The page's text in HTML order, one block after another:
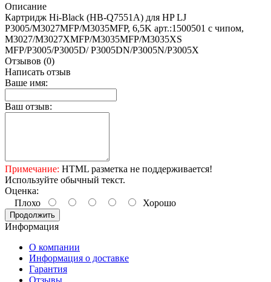
Описание
Картридж Hi-Black (HB-Q7551A) для HP LJ
P3005/M3027MFP/M3035MFP, 6,5K арт.:1500501 с чипом,
M3027/M3027XMFP/M3035MFP/M3035XS
MFP/P3005/P3005D/ P3005DN/P3005N/P3005X
Отзывов (0)
Написать отзыв
Ваше имя:
Ваш отзыв:
Примечание: HTML разметка не поддерживается!
Используйте обычный текст.
Оценка:
Плохо
Хорошо
Продолжить
Информация
О компании
Информация о доставке
Гарантия
Отзывы